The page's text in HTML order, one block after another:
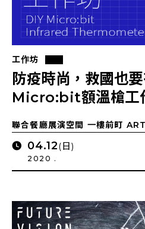
工作坊
防疫時尚，救國也
Micro:bit額溫槍工
聯合餐廳展演空間 一樓前町
04.12(日)
2020 .